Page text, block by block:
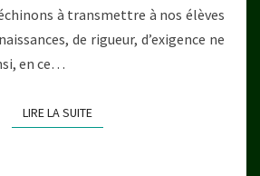
à transmettre à nos élèves
de rigueur, d’exigence ne
en ce…
LIRE LA SUITELIRE LA SUITE